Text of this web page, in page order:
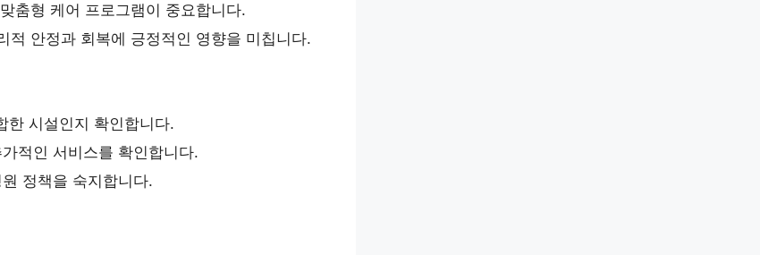
춤형 케어 프로그램이 중요합니다.
적 안정과 회복에 긍정적인 영향을 미칩니다.
한 시설인지 확인합니다.
적인 서비스를 확인합니다.
정책을 숙지합니다.